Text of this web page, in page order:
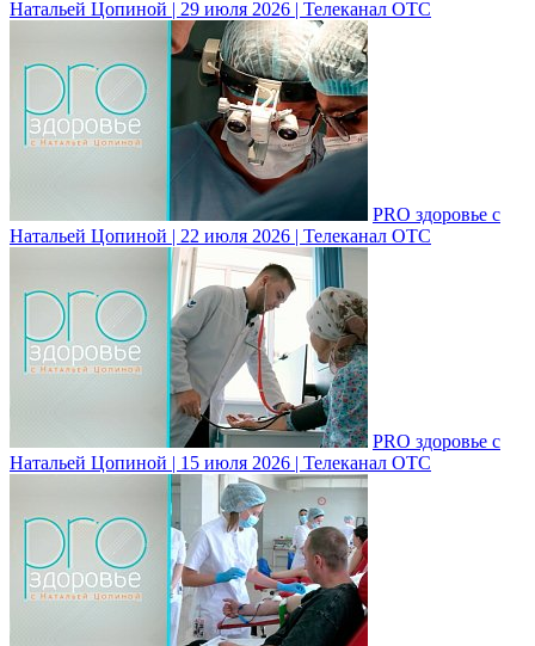
Натальей Цопиной | 29 июля 2026 | Телеканал ОТС
PRO здоровье с
Натальей Цопиной | 22 июля 2026 | Телеканал ОТС
PRO здоровье с
Натальей Цопиной | 15 июля 2026 | Телеканал ОТС